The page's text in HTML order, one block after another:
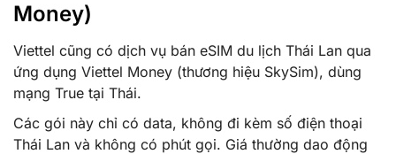
Money)
Viettel cũng có dịch vụ bán eSIM du lịch Thái Lan qua
ứng dụng Viettel Money (thương hiệu SkySim), dùng
mạng True tại Thái.
Các gói này chỉ có data, không đi kèm số điện thoại
Thái Lan và không có phút gọi. Giá thường dao động